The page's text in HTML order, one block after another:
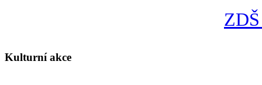
Kulturní akce